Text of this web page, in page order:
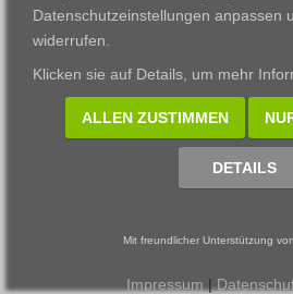
© 2002 - 2026 Materna TMT GmbH,
Datenschutzeinstellungen anpassen
widerrufen.
Klicken sie auf Details, um mehr
ALLEN ZUSTIMMEN
DETAILS
Mit freundlicher Unterstützung von
Impressum |